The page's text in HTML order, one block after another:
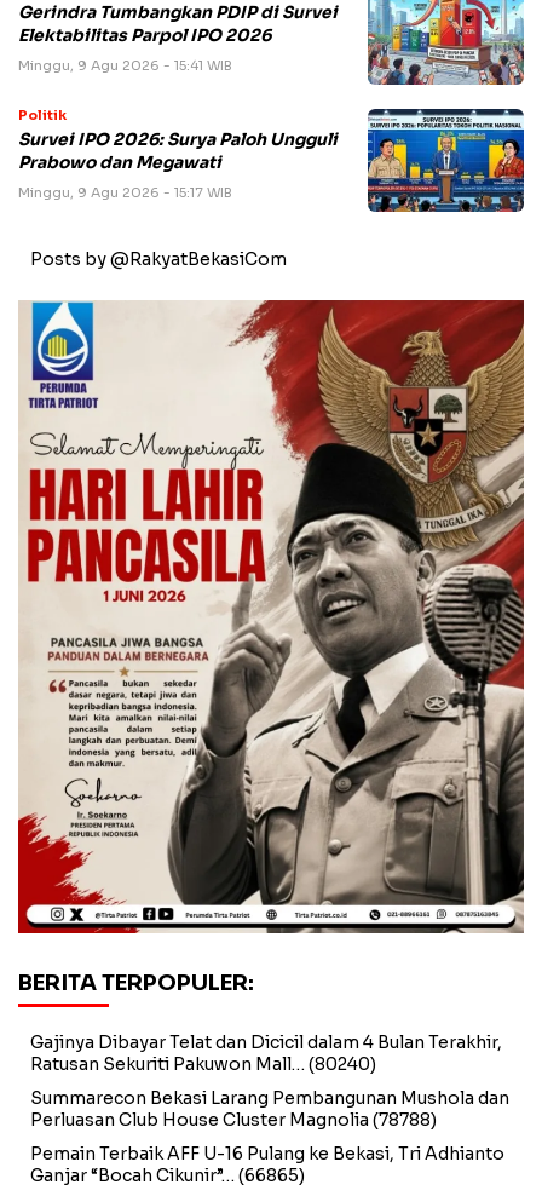
Gerindra Tumbangkan PDIP di Survei
Elektabilitas Parpol IPO 2026
Minggu, 9 Agu 2026 - 15:41 WIB
Politik
Survei IPO 2026: Surya Paloh Ungguli
Prabowo dan Megawati
Minggu, 9 Agu 2026 - 15:17 WIB
Posts by @RakyatBekasiCom
BERITA TERPOPULER:
Gajinya Dibayar Telat dan Dicicil dalam 4 Bulan Terakhir,
Ratusan Sekuriti Pakuwon Mall… (80240)
Summarecon Bekasi Larang Pembangunan Mushola dan
Perluasan Club House Cluster Magnolia (78788)
Pemain Terbaik AFF U-16 Pulang ke Bekasi, Tri Adhianto
Ganjar “Bocah Cikunir”… (66865)